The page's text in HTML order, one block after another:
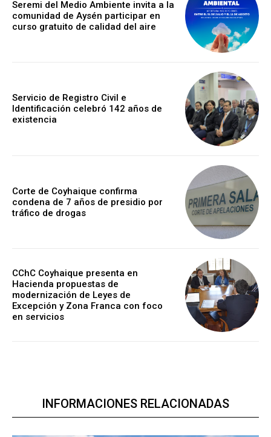
Seremi del Medio Ambiente invita a la
comunidad de Aysén participar en
curso gratuito de calidad del aire
Servicio de Registro Civil e
Identificación celebró 142 años de
existencia
Corte de Coyhaique confirma
condena de 7 años de presidio por
tráfico de drogas
CChC Coyhaique presenta en
Hacienda propuestas de
modernización de Leyes de
Excepción y Zona Franca con foco
en servicios
INFORMACIONES RELACIONADAS